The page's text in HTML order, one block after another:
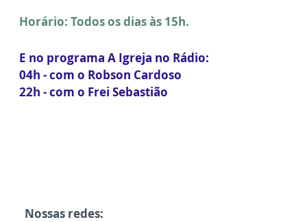
Horário: Todos os dias às 15h.
E no programa A Igreja no Rádio:
04h - com o Robson Cardoso
22h - com o Frei Sebastião
Nossas redes: